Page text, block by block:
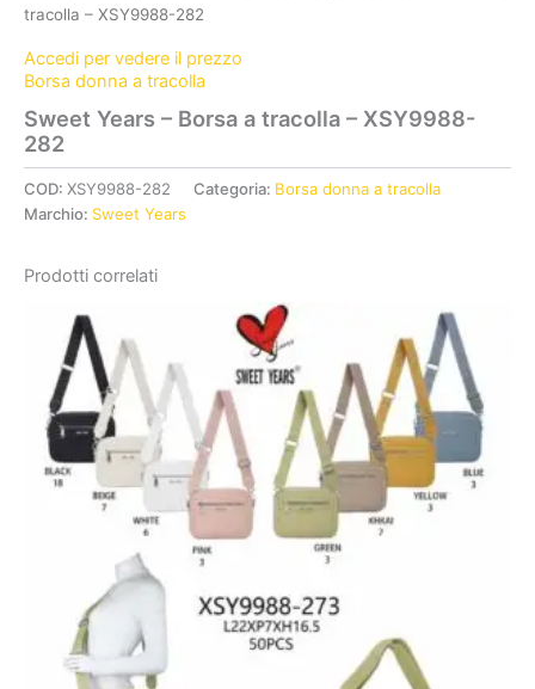
tracolla – XSY9988-282
Accedi per vedere il prezzo
Borsa donna a tracolla
Sweet Years – Borsa a tracolla – XSY9988-
282
COD: XSY9988-282 Categoria: Borsa donna a tracolla
Marchio: Sweet Years
Prodotti correlati